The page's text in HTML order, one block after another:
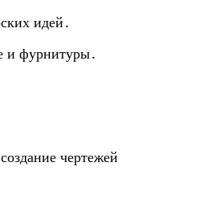
идей․
и фурнитуры․
чертежей